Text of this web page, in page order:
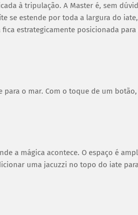
à tripulação. A Master é, sem
se estende por toda a largura do
estrategicamente posicionada
o mar. Com o toque de um
a mágica acontece. O espaço é
uma jacuzzi no topo do iate